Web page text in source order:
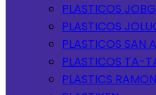
PLASTICOS
PLASTICOS
PLASTICOS SAN
PLASTICOS TA-
PLASTICS